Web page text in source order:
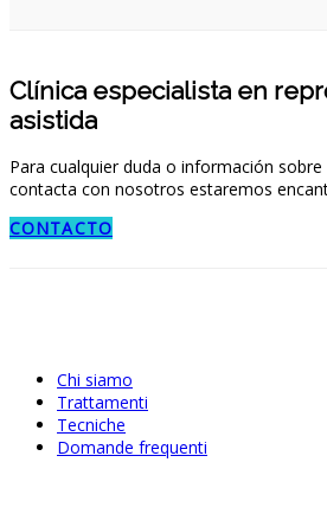
Clínica especialista en
asistida
Para cualquier duda o información
contacta con nosotros estaremos
CONTACTO
Chi siamo
Trattamenti
Tecniche
Domande frequenti